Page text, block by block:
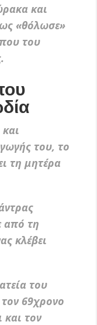
και
«θόλωσε»
του
του, το
τη μητέρα
από τη
κλέβει
του
69χρονο
και τον